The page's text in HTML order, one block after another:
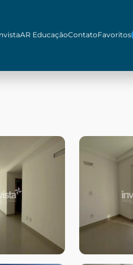
AR EducaçãoContatoFavoritos